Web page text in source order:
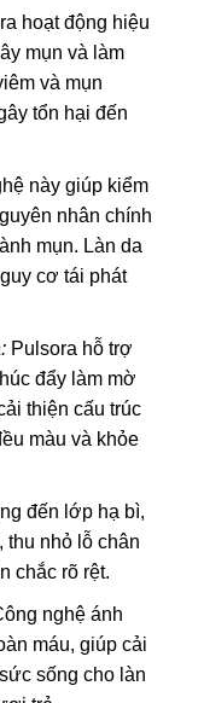
hoạt động hiệu
mụn và làm
và mụn
tổn hại đến
này giúp kiểm
nhân chính
mụn. Làn da
cơ tái phát
Pulsora hỗ trợ
đẩy làm mờ
thiện cấu trúc
màu và khỏe
đến lớp hạ bì,
thu nhỏ lỗ chân
chắc rõ rệt.
nghệ ánh
máu, giúp cải
sống cho làn